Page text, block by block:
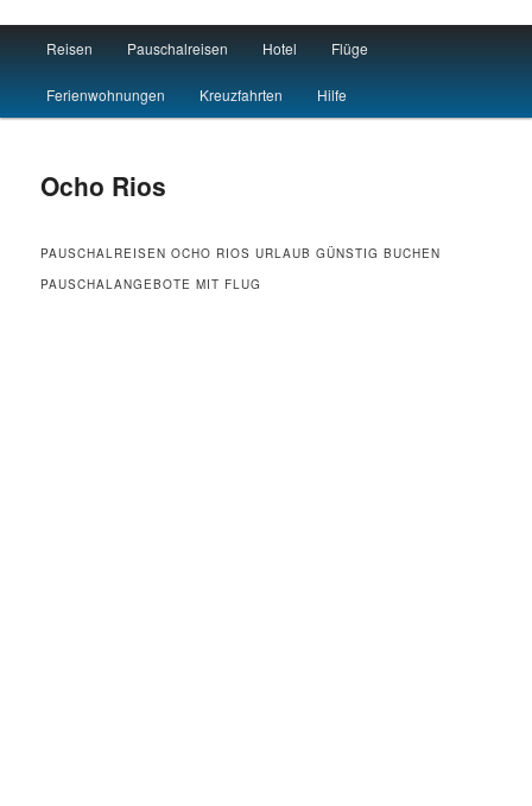
Reisen Hotel Flug
Skip to primary content
Skip to secondary content
Reisen Pauschalreisen Hotel Flüge
Ferienwohnungen Kreuzfahrten Hilfe
Ocho Rios
PAUSCHALREISEN OCHO RIOS URLAUB GÜNSTIG BUCHEN
PAUSCHALANGEBOTE MIT FLUG